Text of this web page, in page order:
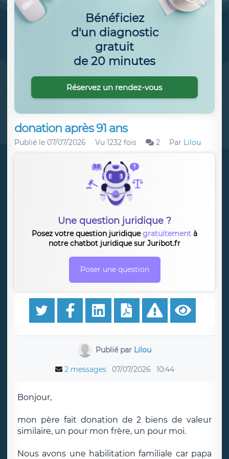
donation après 91 ans
Publié le 07/07/2026 Vu 1232 fois 2 Par Lilou
Une question juridique ?
Posez votre question juridiquegratuitement à
notre chatbot juridique sur Juribot.fr
Poser une question
Publié par Lilou
2 messages 07/07/2026 10:44
Bonjour,
mon père fait donation de 2 biens de valeur
similaire, un pour mon frère, un pour moi.
Nous avons une habilitation familiale car papa
Bénéficiez
d'un diagnostic
gratuit
de 20 minutes
Réservez un rendez-vous